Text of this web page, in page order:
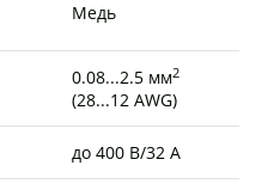
Медь
0.08...2.5 мм2
(28...12 AWG)
до 400 В/32 А